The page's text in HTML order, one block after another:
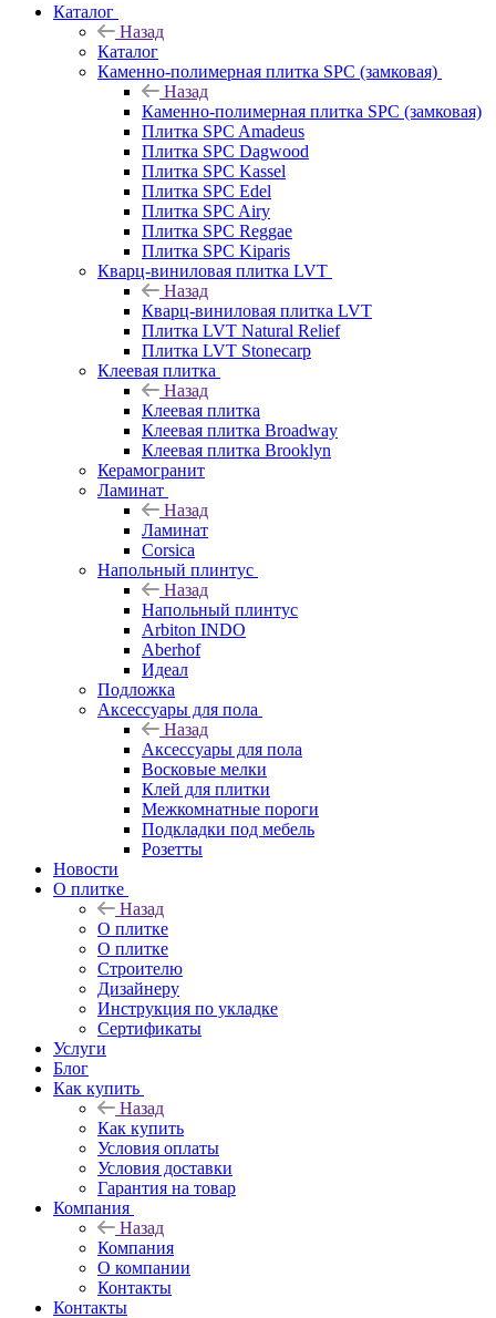
Каталог
Назад
Каталог
Каменно-полимерная плитка SPC (замковая)
Назад
Каменно-полимерная плитка SPC (замковая)
Плитка SPC Amadeus
Плитка SPC Dagwood
Плитка SPC Kassel
Плитка SPC Edel
Плитка SPC Airy
Плитка SPC Reggae
Плитка SPC Kiparis
Кварц-виниловая плитка LVT
Назад
Кварц-виниловая плитка LVT
Плитка LVT Natural Relief
Плитка LVT Stonecarp
Клеевая плитка
Назад
Клеевая плитка
Клеевая плитка Broadway
Клеевая плитка Brooklyn
Керамогранит
Ламинат
Назад
Ламинат
Corsica
Напольный плинтус
Назад
Напольный плинтус
Arbiton INDO
Aberhof
Идеал
Подложка
Аксессуары для пола
Назад
Аксессуары для пола
Восковые мелки
Клей для плитки
Межкомнатные пороги
Подкладки под мебель
Розетты
Новости
О плитке
Назад
О плитке
О плитке
Строителю
Дизайнеру
Инструкция по укладке
Сертификаты
Услуги
Блог
Как купить
Назад
Как купить
Условия оплаты
Условия доставки
Гарантия на товар
Компания
Назад
Компания
О компании
Контакты
Контакты